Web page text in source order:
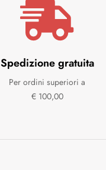
Spedizione gratuita
Per ordini superiori a
€ 100,00